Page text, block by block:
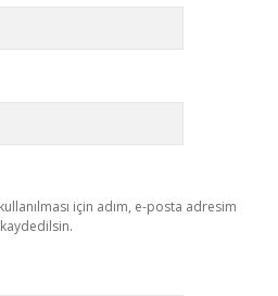
için adım, e-posta adresim